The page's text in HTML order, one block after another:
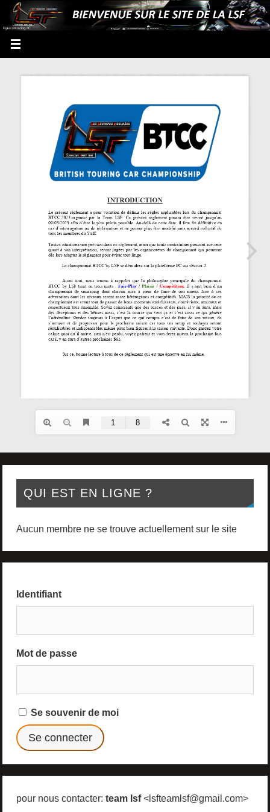
QUI EST EN LIGNE ?
Aucun membre ne se trouve actuellement sur le site
Identifiant
Mot de passe
Se souvenir de moi
pour nous contacter: team lsf<lsfteamlsf@gmail.com>